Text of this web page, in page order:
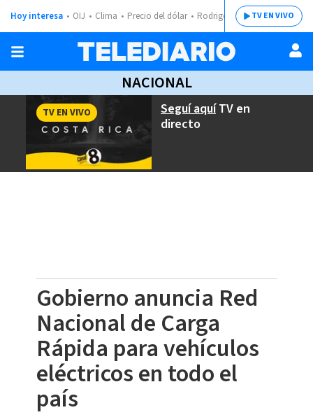
Hoy interesa OIJ Clima Precio del dólar Rodrigo ChavesTV EN VIVO
NACIONAL
Seguí aquíTV en
directo
TV EN VIVO
Gobierno anuncia Red
Nacional de Carga
Rápida para vehículos
eléctricos en todo el
país